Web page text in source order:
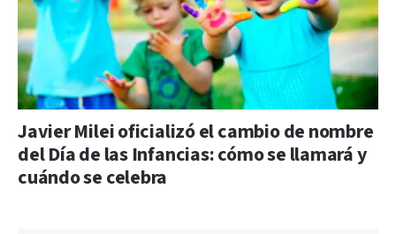
Javier Milei oficializó el cambio de nombre
del Día de las Infancias: cómo se llamará y
cuándo se celebra